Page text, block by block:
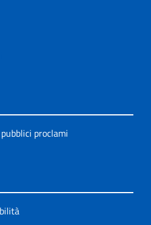
proclami